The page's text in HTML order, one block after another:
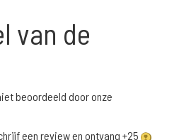
van de
beoordeeld door onze
een review en ontvang +25